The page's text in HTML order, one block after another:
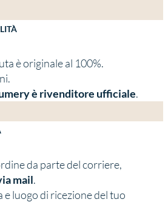
è originale al 100%.
è rivenditore ufficiale.
da parte del corriere,
mail.
luogo di ricezione del tuo